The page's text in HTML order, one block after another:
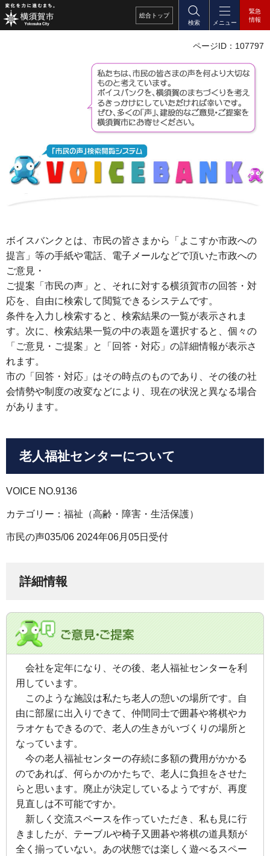
総合 トップ
検索
メニュー
緊急
情報
ページID：107797
ボイスバンクとは、市民の皆さまから「よこすか市政への
提言」等の手紙や電話、電子メールなどで頂いた市政への
ご意見・
ご提案「市民の声」と、それに対する横須賀市の回答・対
応を、自由に検索して閲覧できるシステムです。
条件を入力し検索すると、検索結果の一覧が表示されま
す。次に、検索結果一覧の中の表題を選択すると、個々の
「ご意見・ご提案」と「回答・対応」の詳細情報が表示さ
れます。
市の「回答・対応」はその時点のものであり、その後の社
会情勢や制度の改変などにより、現在の状況と異なる場合
があります。
老人福祉センターについて
VOICE NO.9136
カテゴリー：福祉（高齢・障害・生活保護）
市民の声035/06 2024年06月05日受付
詳細情報
会社を定年になり、その後、老人福祉センターを利
用しています。
このような施設は私たち老人の憩いの場所です。自
由に部屋に出入りできて、仲間同士で囲碁や将棋やカ
ラオケもできるので、老人の生きがいづくりの場所と
なっています。
今の老人福祉センターの存続に多額の費用がかかる
のであれば、何らかのかたちで、老人に負担をさせた
らと思います。廃止が決定しているようですが、再度
見直しは不可能ですか。
新しく交流スペースを作っていただき、私も見に行
きましたが、テーブルや椅子又囲碁や将棋の道具類が
全く揃っていない。あの状態では楽しく遊べるスペー